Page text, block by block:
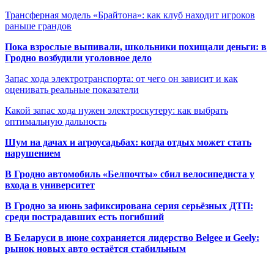
Трансферная модель «Брайтона»: как клуб находит игроков
раньше грандов
Пока взрослые выпивали, школьники похищали деньги: в
Гродно возбудили уголовное дело
Запас хода электротранспорта: от чего он зависит и как
оценивать реальные показатели
Какой запас хода нужен электроскутеру: как выбрать
оптимальную дальность
Шум на дачах и агроусадьбах: когда отдых может стать
нарушением
В Гродно автомобиль «Белпочты» сбил велосипедиста у
входа в университет
В Гродно за июнь зафиксирована серия серьёзных ДТП:
среди пострадавших есть погибший
В Беларуси в июне сохраняется лидерство Belgee и Geely:
рынок новых авто остаётся стабильным